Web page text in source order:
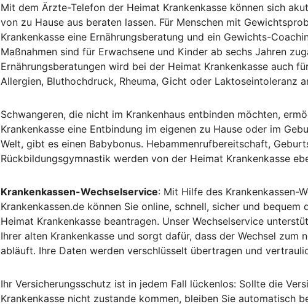
Mit dem Ärzte-Telefon der Heimat Krankenkasse können sich
von zu Hause aus beraten lassen. Für Menschen mit
Krankenkasse eine Ernährungsberatung und ein Gewichts-
Maßnahmen sind für Erwachsene und Kinder ab sechs Jahren
Ernährungsberatungen wird bei der Heimat Krankenkasse auch
Allergien, Bluthochdruck, Rheuma, Gicht oder Laktoseintoleranz
Schwangeren, die nicht im Krankenhaus entbinden möchten,
Krankenkasse eine Entbindung im eigenen zu Hause oder im
Welt, gibt es einen Babybonus. Hebammenrufbereitschaft,
Rückbildungsgymnastik werden von der Heimat Krankenkasse
Krankenkassen-Wechselservice: Mit Hilfe des Krankenkassen-
Krankenkassen.de können Sie online, schnell, sicher und
Heimat Krankenkasse beantragen. Unser Wechselservice
Ihrer alten Krankenkasse und sorgt dafür, dass der Wechsel zum
abläuft. Ihre Daten werden verschlüsselt übertragen und
Ihr Versicherungsschutz ist in jedem Fall lückenlos: Sollte die
Krankenkasse nicht zustande kommen, bleiben Sie automatisch